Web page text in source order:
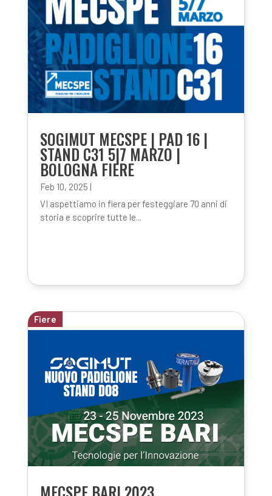
SOGIMUT MECSPE | PAD 16 |
STAND C31 5|7 MARZO |
BOLOGNA FIERE
Feb 10, 2025 |
VI aspettiamo in fiera per festeggiare 70 anni di
storia e scoprire tutte le...
Fiere